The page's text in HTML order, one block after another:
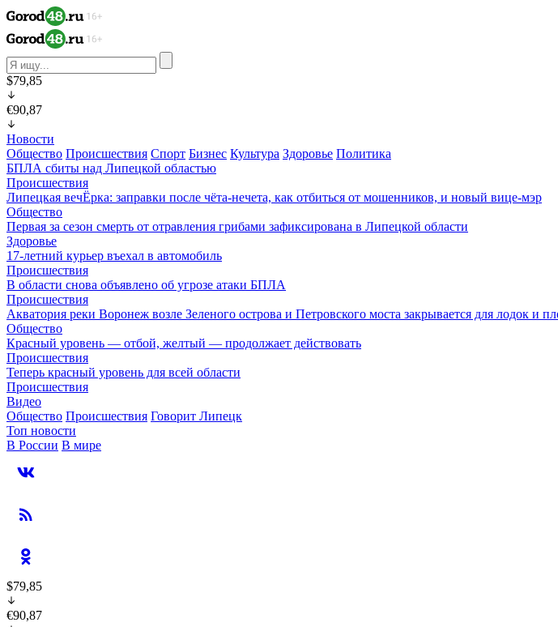
$79,85
€90,87
Новости
Общество Происшествия Спорт Бизнес Культура Здоровье Политика
БПЛА сбиты над Липецкой областью
Происшествия
Липецкая вечЁрка: заправки после чёта-нечета, как отбиться от мошенников, и новый вице-мэр
Общество
Первая за сезон смерть от отравления грибами зафиксирована в Липецкой области
Здоровье
17-летний курьер въехал в автомобиль
Происшествия
В области снова объявлено об угрозе атаки БПЛА
Происшествия
Акватория реки Воронеж возле Зеленого острова и Петровского моста закрывается для лодок и
Общество
Красный уровень — отбой, желтый — продолжает действовать
Происшествия
Теперь красный уровень для всей области
Происшествия
Видео
Общество Происшествия Говорит Липецк
Топ новости
В России В мире
$79,85
€90,87